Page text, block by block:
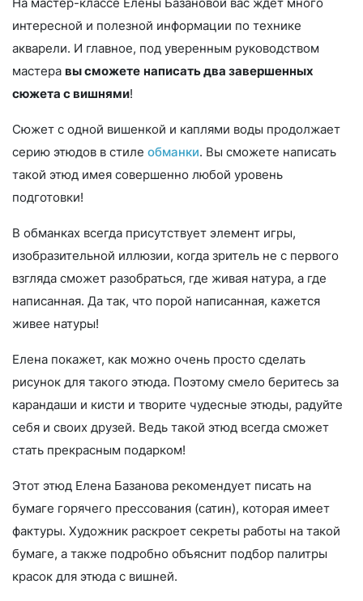
интересной и полезной информации по технике
акварели. И главное, под уверенным руководством
мастера вы сможете написать два завершенных
сюжета с вишнями!
Сюжет с одной вишенкой и каплями воды продолжает
серию этюдов в стиле обманки. Вы сможете написать
такой этюд имея совершенно любой уровень
подготовки!
В обманках всегда присутствует элемент игры,
изобразительной иллюзии, когда зритель не с первого
взгляда сможет разобраться, где живая натура, а где
написанная. Да так, что порой написанная, кажется
живее натуры!
Елена покажет, как можно очень просто сделать
рисунок для такого этюда. Поэтому смело беритесь за
карандаши и кисти и творите чудесные этюды, радуйте
себя и своих друзей. Ведь такой этюд всегда сможет
стать прекрасным подарком!
Этот этюд Елена Базанова рекомендует писать на
бумаге горячего прессования (сатин), которая имеет
фактуры. Художник раскроет секреты работы на такой
бумаге, а также подробно объяснит подбор палитры
красок для этюда с вишней.